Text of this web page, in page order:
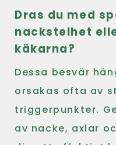
Dras du med
nackstelhet
käkarna?
Dessa besvär
orsakas ofta av
triggerpunkter.
av nacke, axlar